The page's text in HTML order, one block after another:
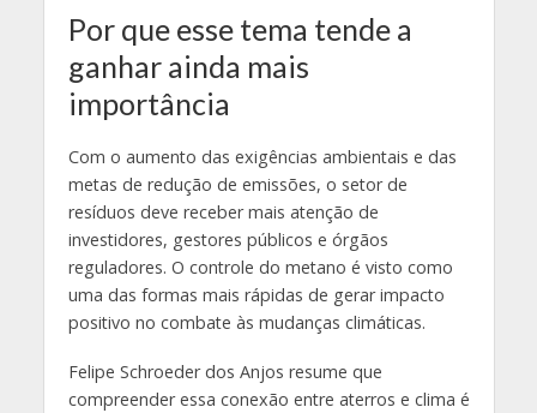
Por que esse tema tende a
ganhar ainda mais
importância
Com o aumento das exigências ambientais e das
metas de redução de emissões, o setor de
resíduos deve receber mais atenção de
investidores, gestores públicos e órgãos
reguladores. O controle do metano é visto como
uma das formas mais rápidas de gerar impacto
positivo no combate às mudanças climáticas.
Felipe Schroeder dos Anjos resume que
compreender essa conexão entre aterros e clima é